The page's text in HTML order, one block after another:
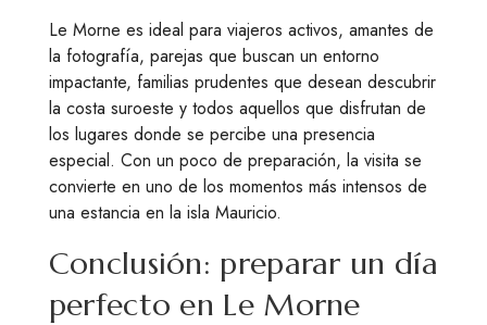
Le Morne es ideal para viajeros activos, amantes de
la fotografía, parejas que buscan un entorno
impactante, familias prudentes que desean descubrir
la costa suroeste y todos aquellos que disfrutan de
los lugares donde se percibe una presencia
especial. Con un poco de preparación, la visita se
convierte en uno de los momentos más intensos de
una estancia en la isla Mauricio.
Conclusión: preparar un día
perfecto en Le Morne